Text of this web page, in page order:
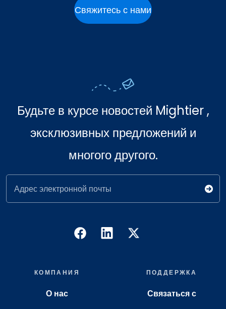
Свяжитесь с нами
Будьте в курсе новостей Mightier ,
эксклюзивных предложений и
многого другого.
Адрес электронной почты
КОМПАНИЯ
О нас
ПОДДЕРЖКА
Связаться с